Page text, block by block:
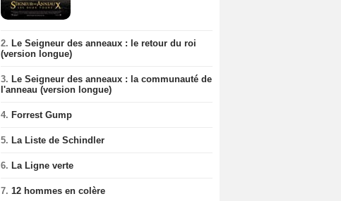
2. Le Seigneur des anneaux : le retour du roi
(version longue)
3. Le Seigneur des anneaux : la communauté de
l'anneau (version longue)
4. Forrest Gump
5. La Liste de Schindler
6. La Ligne verte
7. 12 hommes en colère